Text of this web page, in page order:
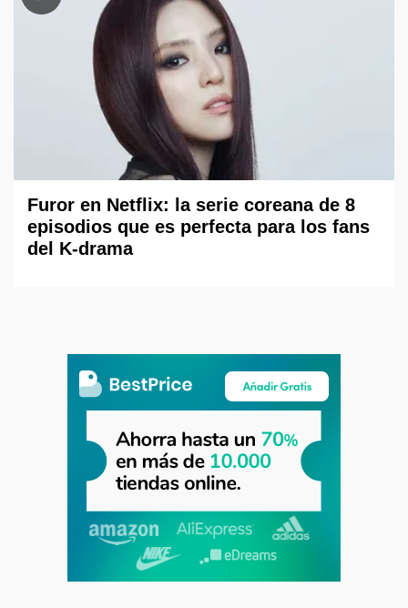
Furor en Netflix: la serie coreana de 8
episodios que es perfecta para los fans
del K-drama